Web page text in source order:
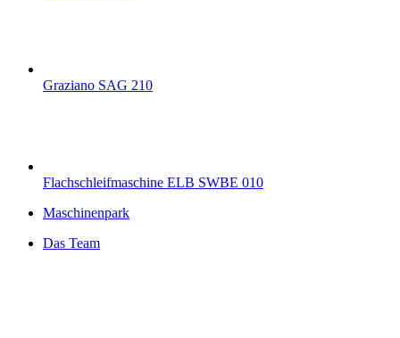
Graziano SAG 210
Flachschleifmaschine ELB SWBE 010
Maschinenpark
Das Team